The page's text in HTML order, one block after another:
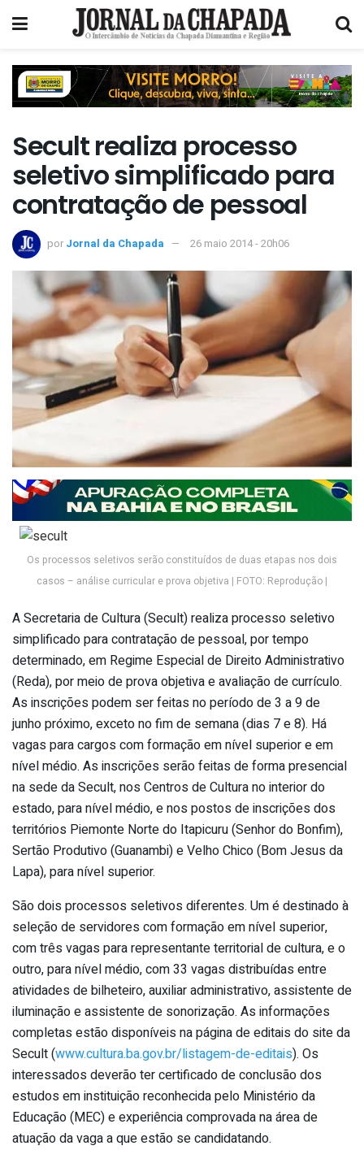
Secult realiza processo
seletivo simplificado para
contratação de pessoal
por Jornal da Chapada 26 maio 2014 - 20h06
Os processos seletivos serão constituídos de duas etapas nos dois
casos – análise curricular e prova objetiva | FOTO: Reprodução |
A Secretaria de Cultura (Secult) realiza processo seletivo
simplificado para contratação de pessoal, por tempo
determinado, em Regime Especial de Direito Administrativo
(Reda), por meio de prova objetiva e avaliação de currículo.
As inscrições podem ser feitas no período de 3 a 9 de
junho próximo, exceto no fim de semana (dias 7 e 8). Há
vagas para cargos com formação em nível superior e em
nível médio. As inscrições serão feitas de forma presencial
na sede da Secult, nos Centros de Cultura no interior do
estado, para nível médio, e nos postos de inscrições dos
territórios Piemonte Norte do Itapicuru (Senhor do Bonfim),
Sertão Produtivo (Guanambi) e Velho Chico (Bom Jesus da
Lapa), para nível superior.
São dois processos seletivos diferentes. Um é destinado à
seleção de servidores com formação em nível superior,
com três vagas para representante territorial de cultura, e o
outro, para nível médio, com 33 vagas distribuídas entre
atividades de bilheteiro, auxiliar administrativo, assistente de
iluminação e assistente de sonorização. As informações
completas estão disponíveis na página de editais do site da
Secult (www.cultura.ba.gov.br/listagem-de-editais). Os
interessados deverão ter certificado de conclusão dos
estudos em instituição reconhecida pelo Ministério da
Educação (MEC) e experiência comprovada na área de
atuação da vaga a que estão se candidatando.